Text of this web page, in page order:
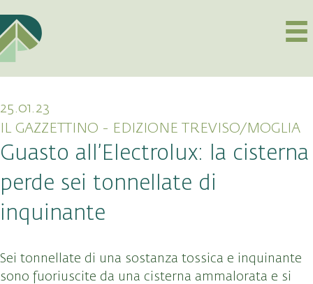
25.01.23
IL GAZZETTINO - EDIZIONE TREVISO/MOGLIA
Guasto all’Electrolux: la cisterna
perde sei tonnellate di
inquinante
Sei tonnellate di una sostanza tossica e inquinante
sono fuoriuscite da una cisterna ammalorata e si